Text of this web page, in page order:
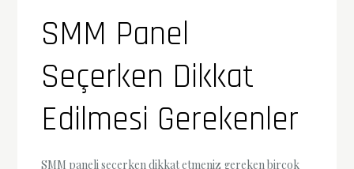
SMM Panel
Seçerken Dikkat
Edilmesi Gerekenler
SMM paneli seçerken dikkat etmeniz gereken birçok